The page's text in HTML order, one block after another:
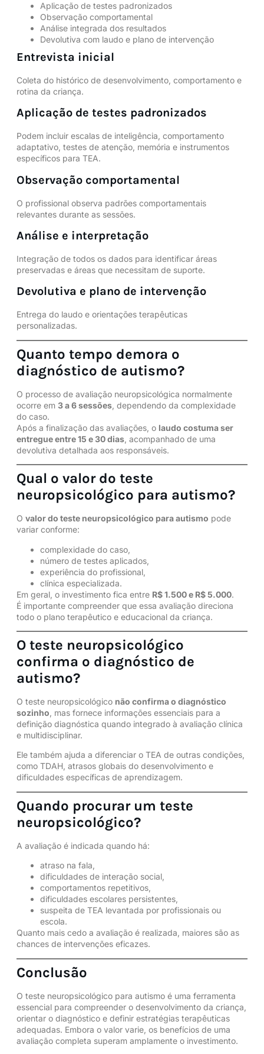
Aplicação de testes padronizados
Observação comportamental
Análise integrada dos resultados
Devolutiva com laudo e plano de intervenção
Entrevista inicial
Coleta do histórico de desenvolvimento, comportamento e
rotina da criança.
Aplicação de testes padronizados
Podem incluir escalas de inteligência, comportamento
adaptativo, testes de atenção, memória e instrumentos
específicos para TEA.
Observação comportamental
O profissional observa padrões comportamentais
relevantes durante as sessões.
Análise e interpretação
Integração de todos os dados para identificar áreas
preservadas e áreas que necessitam de suporte.
Devolutiva e plano de intervenção
Entrega do laudo e orientações terapêuticas
personalizadas.
Quanto tempo demora o
diagnóstico de autismo?
O processo de avaliação neuropsicológica normalmente
ocorre em 3 a 6 sessões , dependendo da complexidade
do caso.
Após a finalização das avaliações, o laudo costuma ser
entregue entre 15 e 30 dias , acompanhado de uma
devolutiva detalhada aos responsáveis.
Qual o valor do teste
neuropsicológico para autismo?
O valor do teste neuropsicológico para autismo pode
variar conforme:
complexidade do caso,
número de testes aplicados,
experiência do profissional,
clínica especializada.
Em geral, o investimento fica entre R$ 1.500 e R$ 5.000.
É importante compreender que essa avaliação direciona
todo o plano terapêutico e educacional da criança.
O teste neuropsicológico
confirma o diagnóstico de
autismo?
O teste neuropsicológico não confirma o diagnóstico
sozinho , mas fornece informações essenciais para a
definição diagnóstica quando integrado à avaliação clínica
e multidisciplinar.
Ele também ajuda a diferenciar o TEA de outras condições,
como TDAH , atrasos globais do desenvolvimento e
dificuldades específicas de aprendizagem.
Quando procurar um teste
neuropsicológico?
A avaliação é indicada quando há:
atraso na fala,
dificuldades de interação social,
comportamentos repetitivos
dificuldades escolares persistentes,
suspeita de TEA levantada por profissionais ou
escola.
Quanto mais cedo a avaliação é realizada, maiores são as
chances de intervenções eficazes.
Conclusão
O teste neuropsicológico para autismo é uma ferramenta
essencial para compreender o desenvolvimento da criança,
orientar o diagnóstico e definir estratégias terapêuticas
adequadas. Embora o valor varie, os benefícios de uma
avaliação completa superam amplamente o investimento.